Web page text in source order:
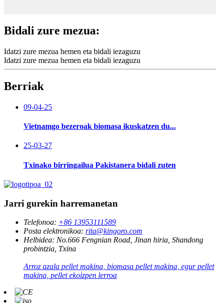
Bidali zure mezua:
Idatzi zure mezua hemen eta bidali iezaguzu
Idatzi zure mezua hemen eta bidali iezaguzu
Berriak
09-04-25
Vietnamgo bezeroak biomasa ikuskatzen du...
25-03-27
Txinako birringailua Pakistanera bidali zuten
Jarri gurekin harremanetan
Telefonoa: +86 13953111589
Posta elektronikoa: rita@kingoro.com
Helbidea: No.666 Fengnian Road, Jinan hiria, Shandong
probintzia, Txina
Arroz azala pellet makina, biomasa pellet makina, egur pellet
makina, pellet ekoizpen lerroa